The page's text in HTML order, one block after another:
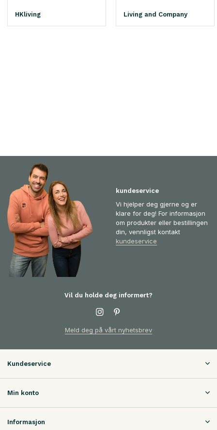
HKliving Living and Company
kundeservice
Vi hjelper deg gjerne og er
klare for deg! For informasjon
om produkter eller bestillingen
din, vennligst kontakt
kundeservice
Vil du holde deg informert?
Meld deg på vårt nyhetsbrev
Kundeservice
Min konto
Informasjon